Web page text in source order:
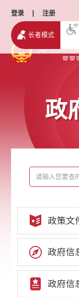
登录 | 注册
长者模式
政
政策文
政府信
政府信